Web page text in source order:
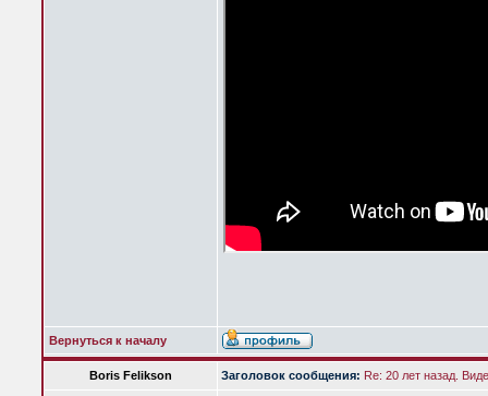
Вернуться к началу
Boris Felikson Заголовок сообщения: Re: 20 лет назад.